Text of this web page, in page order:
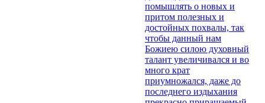
помышлять о новых и
притом полезных и
достойных похвалы, так
чтобы данный нам
Божиею силою духовный
талант увеличивался и во
много крат
приумножался, даже до
последнего издыхания